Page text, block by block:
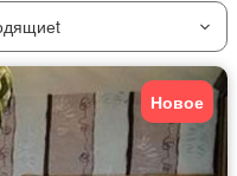
Новое